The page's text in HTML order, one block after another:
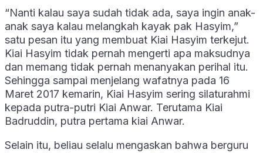
“Nanti kalau saya sudah tidak ada, saya ingin anak-
anak saya kalau melangkah kayak pak Hasyim,”
satu pesan itu yang membuat Kiai Hasyim terkejut.
Kiai Hasyim tidak pernah mengerti apa maksudnya
dan memang tidak pernah menanyakan perihal itu.
Sehingga sampai menjelang wafatnya pada 16
Maret 2017 kemarin, Kiai Hasyim sering silaturahmi
kepada putra-putri Kiai Anwar. Terutama Kiai
Badruddin, putra pertama kiai Anwar.
Selain itu, beliau selalu mengaskan bahwa berguru